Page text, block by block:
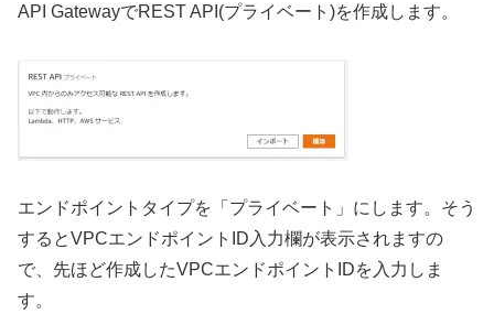
API GatewayでREST API(プライベート)を作成します。
エンドポイントタイプを「プライベート」にします。そう
するとVPCエンドポイントID入力欄が表示されますの
で、先ほど作成したVPCエンドポイントIDを入力しま
す。